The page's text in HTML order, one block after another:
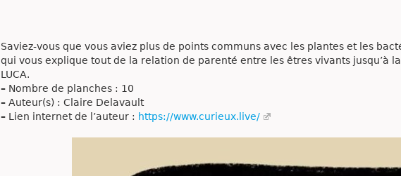
Saviez-vous que vous aviez plus de points communs avec les plantes et les
qui vous explique tout de la relation de parenté entre les êtres vivants jusqu’à
LUCA.
– Nombre de planches : 10
– Auteur(s) : Claire Delavault
– Lien internet de l’auteur : https://www.curieux.live/